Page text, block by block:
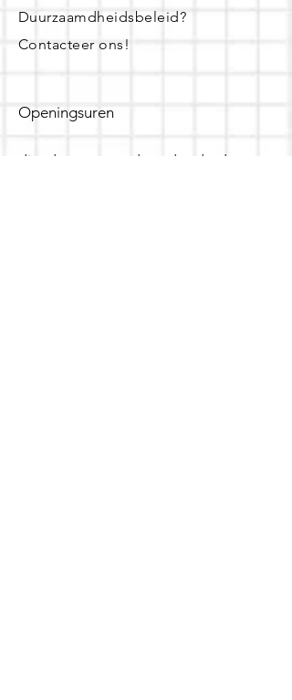
Duurzaamdheidsbeleid?
Contacteer ons!
Openingsuren
dinsdag - woensdag- donderdag: